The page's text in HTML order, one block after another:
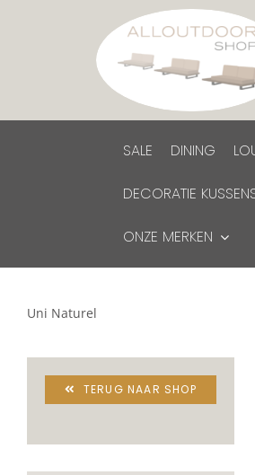
SALE DINING
DECORATIE
ONZE MERKEN
Uni Naturel
TERUG NAAR SHOP